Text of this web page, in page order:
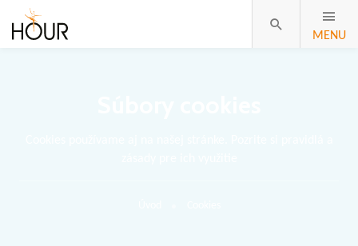
MENU